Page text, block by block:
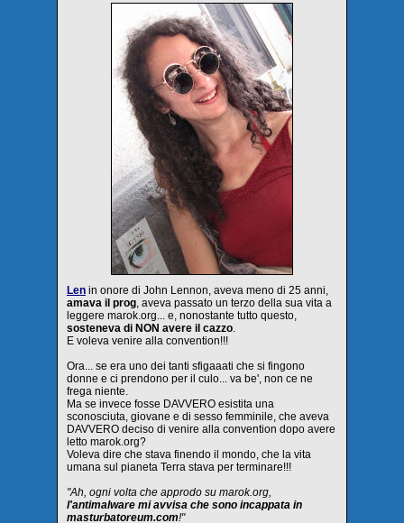
Len in onore di John Lennon, aveva meno di 25 anni,
amava il prog , aveva passato un terzo della sua vita a
leggere marok.org... e, nonostante tutto questo,
sosteneva di NON avere il cazzo
E voleva venire alla convention!!!
Ora... se era uno dei tanti sfigaaati che si fingono
donne e ci prendono per il culo... va be', non ce ne
frega niente.
Ma se invece fosse DAVVERO esistita una
sconosciuta, giovane e di sesso femminile, che aveva
DAVVERO deciso di venire alla convention dopo avere
letto marok.org?
Voleva dire che stava finendo il mondo, che la vita
umana sul pianeta Terra stava per terminare!!!
"Ah, ogni volta che approdo su marok.org,
l'antimalware mi avvisa che sono incappata in
masturbatoreum.com!"